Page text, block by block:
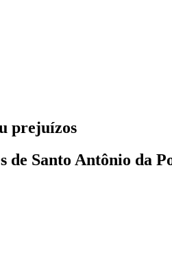
prejuízos
de Santo Antônio da